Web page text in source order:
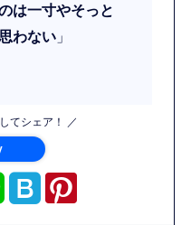
は一寸やそっと
わない 」
てシェア！ ／